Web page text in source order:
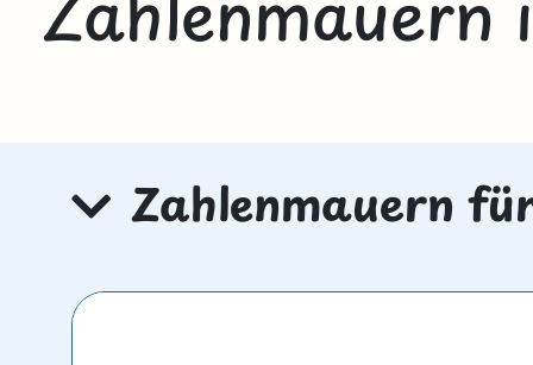
Zahlenmauern